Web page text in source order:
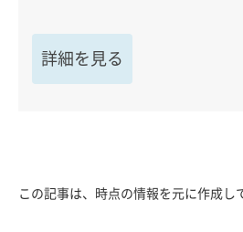
詳細を見る
この記事は、時点の情報を元に作成し